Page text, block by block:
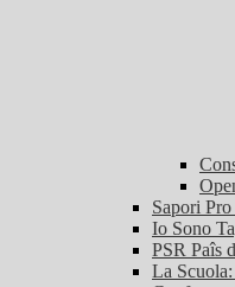
Sapori
Io Sono
PSR Paîs
La